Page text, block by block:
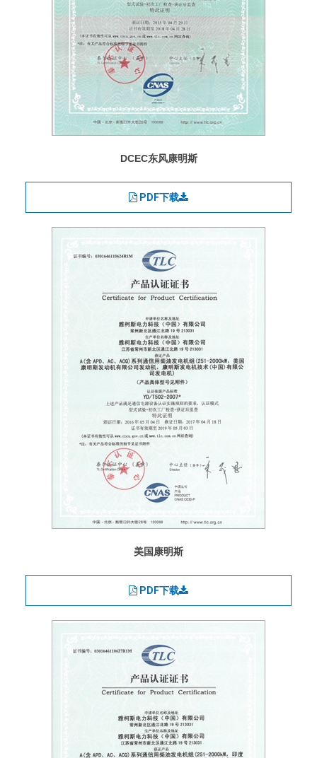
DCEC东风康明斯
PDF下载
美国康明斯
PDF下载